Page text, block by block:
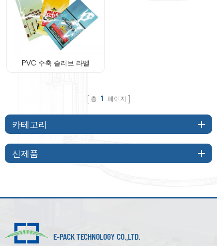
PVC 수축 슬리브 라벨
총 1 페이지
카테고리
신제품
E-PACK TECHNOLOGY CO.,LTD.